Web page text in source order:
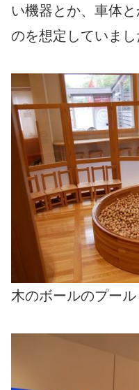
い機器とか、車体
のを想定していま
木のボールのプール